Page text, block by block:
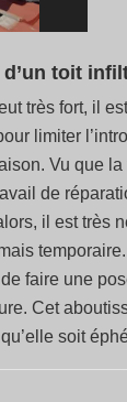
toit
très fort, il
limiter
Vu que
de
il est très
faire une
Cet
soit